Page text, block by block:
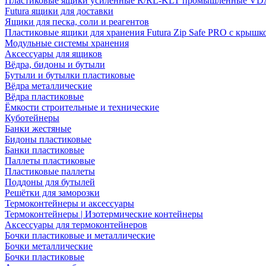
Futura ящики для доставки
Ящики для песка, соли и реагентов
Пластиковые ящики для хранения Futura Zip Safe PRO с
Модульные системы хранения
Аксессуары для ящиков
Вёдра, бидоны и бутыли
Бутыли и бутылки пластиковые
Вёдра металлические
Вёдра пластиковые
Ёмкости строительные и технические
Куботейнеры
Банки жестяные
Бидоны пластиковые
Банки пластиковые
Паллеты пластиковые
Пластиковые паллеты
Поддоны для бутылей
Решётки для заморозки
Термоконтейнеры и аксессуары
Термоконтейнеры | Изотермические контейнеры
Аксессуары для термоконтейнеров
Бочки пластиковые и металлические
Бочки металлические
Бочки пластиковые